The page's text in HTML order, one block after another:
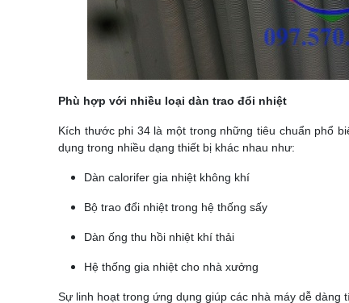
Phù hợp với nhiều loại dàn trao đổi nhiệt
Kích thước phi 34 là một trong những tiêu chuẩn phổ
dụng trong nhiều dạng thiết bị khác nhau như:
Dàn calorifer gia nhiệt không khí
Bộ trao đổi nhiệt trong hệ thống sấy
Dàn ống thu hồi nhiệt khí thải
Hệ thống gia nhiệt cho nhà xưởng
Sự linh hoạt trong ứng dụng giúp các nhà máy dễ dàng